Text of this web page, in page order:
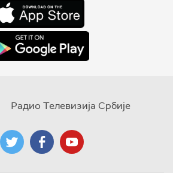
Радио Телевизија Србије